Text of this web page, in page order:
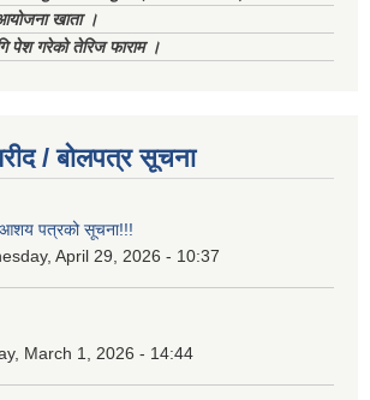
खाता ।
पेश गरेको तेरिज फाराम ।
/ बोलपत्र सूचना
आशय पत्रको सूचना!!!
April 29, 2026 - 10:37
March 1, 2026 - 14:44